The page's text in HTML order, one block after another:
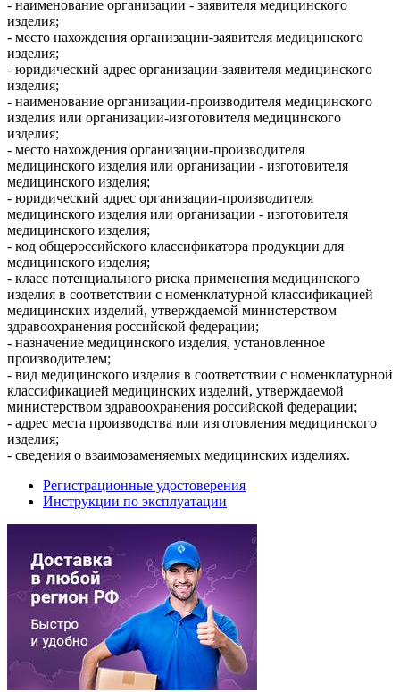
- наименование организации - заявителя медицинского
изделия;
- место нахождения организации-заявителя медицинского
изделия;
- юридический адрес организации-заявителя медицинского
изделия;
- наименование организации-производителя медицинского
изделия или организации-изготовителя медицинского
изделия;
- место нахождения организации-производителя
медицинского изделия или организации - изготовителя
медицинского изделия;
- юридический адрес организации-производителя
медицинского изделия или организации - изготовителя
медицинского изделия;
- код общероссийского классификатора продукции для
медицинского изделия;
- класс потенциального риска применения медицинского
изделия в соответствии с номенклатурной классификацией
медицинских изделий, утверждаемой министерством
здравоохранения российской федерации;
- назначение медицинского изделия, установленное
производителем;
- вид медицинского изделия в соответствии с номенклатурной
классификацией медицинских изделий, утверждаемой
министерством здравоохранения российской федерации;
- адрес места производства или изготовления медицинского
изделия;
- сведения о взаимозаменяемых медицинских изделиях.
Регистрационные удостоверения
Инструкции по эксплуатации